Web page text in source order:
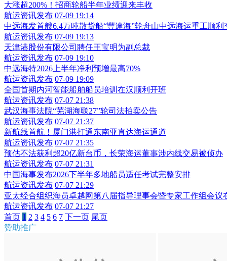
大涨超200%！招商轮船半年业绩迎来丰收
航运资讯发布 07-09 19:14
中远海发首艘6.4万吨散货船“豐達海”轮舟山中远海运重工顺利
航运资讯发布 07-09 19:13
天津港股份有限公司聘任王宝明为副总裁
航运资讯发布 07-09 19:10
中远海特2026上半年净利预增最高70%
航运资讯发布 07-09 19:09
全国首期内河智能船舶船员培训在汉顺利开班
航运资讯发布 07-07 21:38
武汉海事法院“芜湖海联27”轮司法拍卖公告
航运资讯发布 07-07 21:37
新航线首航！厦门港打通东南亚直达海运通道
航运资讯发布 07-07 21:35
预估不法获利超20亿新台币，长荣海运董事涉内线交易被侦办
航运资讯发布 07-07 21:31
中国海事发布2026下半年多地船员适任考试完整安排
航运资讯发布 07-07 21:29
亚太经合组织海员卓越网第八届指导理事会暨专家工作组会议
航运资讯发布 07-07 21:27
首页 1 2 3 4 5 6 7 下一页 尾页
赞助推广